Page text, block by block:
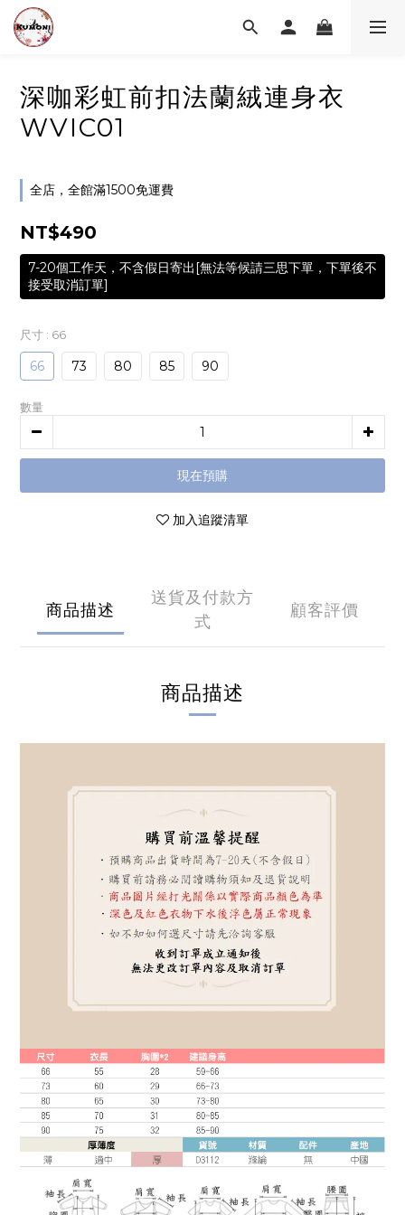
深咖彩虹前扣法蘭絨連身衣
WVIC01
全店，全館滿1500免運費
NT$490
7-20個工作天，不含假日寄出[無法等候請三思下單，下單後不
接受取消訂單]
尺寸 : 66
66 73 80 85 90
數量
現在預購
加入追蹤清單
商品描述
送貨及付款方
式
顧客評價
商品描述